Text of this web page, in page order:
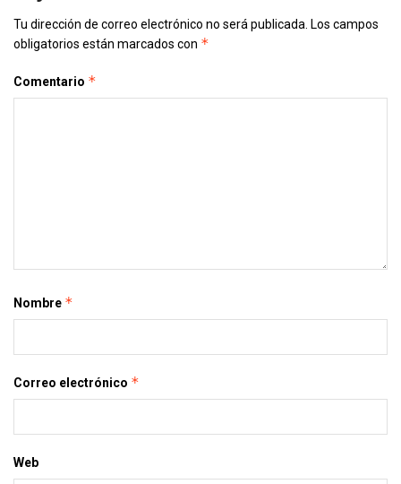
Tu dirección de correo electrónico no será publicada. Los campos
obligatorios están marcados con *
Comentario *
Nombre *
Correo electrónico *
Web